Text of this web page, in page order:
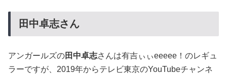
田中卓志さん
アンガールズの田中卓志さんは有吉ぃぃeeeee！のレギュ
ラーですが、2019年からテレビ東京のYouTubeチャンネ